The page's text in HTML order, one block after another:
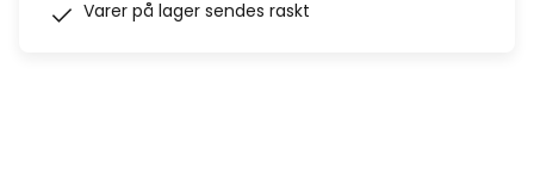
Varer på lager sendes raskt